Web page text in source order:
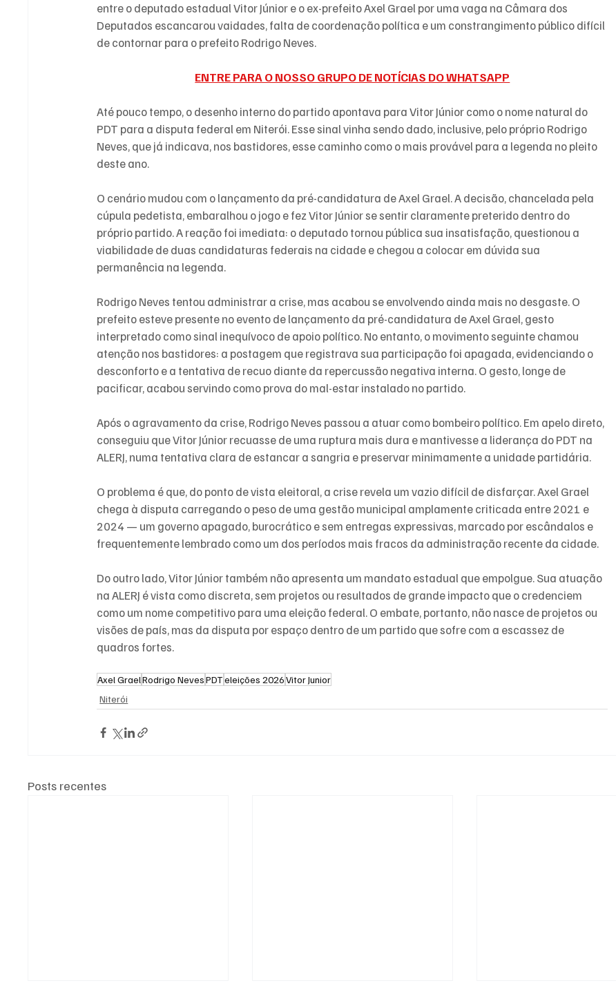
entre o deputado estadual Vitor Júnior e o ex-prefeito Axel Grael por uma vaga na Câmara dos
Deputados escancarou vaidades, falta de coordenação política e um constrangimento público difícil
de contornar para o prefeito Rodrigo Neves.
ENTRE PARA O NOSSO GRUPO DE NOTÍCIAS DO WHATSAPP
Até pouco tempo, o desenho interno do partido apontava para Vitor Júnior como o nome natural do
PDT para a disputa federal em Niterói. Esse sinal vinha sendo dado, inclusive, pelo próprio Rodrigo
Neves, que já indicava, nos bastidores, esse caminho como o mais provável para a legenda no pleito
deste ano.
O cenário mudou com o lançamento da pré-candidatura de Axel Grael. A decisão, chancelada pela
cúpula pedetista, embaralhou o jogo e fez Vitor Júnior se sentir claramente preterido dentro do
próprio partido. A reação foi imediata: o deputado tornou pública sua insatisfação, questionou a
viabilidade de duas candidaturas federais na cidade e chegou a colocar em dúvida sua
permanência na legenda.
Rodrigo Neves tentou administrar a crise, mas acabou se envolvendo ainda mais no desgaste. O
prefeito esteve presente no evento de lançamento da pré-candidatura de Axel Grael, gesto
interpretado como sinal inequívoco de apoio político. No entanto, o movimento seguinte chamou
atenção nos bastidores: a postagem que registrava sua participação foi apagada, evidenciando o
desconforto e a tentativa de recuo diante da repercussão negativa interna. O gesto, longe de
pacificar, acabou servindo como prova do mal-estar instalado no partido.
Após o agravamento da crise, Rodrigo Neves passou a atuar como bombeiro político. Em apelo direto,
conseguiu que Vitor Júnior recuasse de uma ruptura mais dura e mantivesse a liderança do PDT na
ALERJ, numa tentativa clara de estancar a sangria e preservar minimamente a unidade partidária.
O problema é que, do ponto de vista eleitoral, a crise revela um vazio difícil de disfarçar. Axel Grael
chega à disputa carregando o peso de uma gestão municipal amplamente criticada entre 2021 e
2024 — um governo apagado, burocrático e sem entregas expressivas, marcado por escândalos e
frequentemente lembrado como um dos períodos mais fracos da administração recente da cidade.
Do outro lado, Vitor Júnior também não apresenta um mandato estadual que empolgue. Sua atuação
na ALERJ é vista como discreta, sem projetos ou resultados de grande impacto que o credenciem
como um nome competitivo para uma eleição federal. O embate, portanto, não nasce de projetos ou
visões de país, mas da disputa por espaço dentro de um partido que sofre com a escassez de
quadros fortes.
Axel GraelRodrigo NevesPDTeleições 2026Vitor Junior
Niterói
Posts recentes